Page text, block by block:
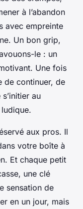
à l’abandon
avec empreinte
Un bon grip,
le : un
Une fois
de continuer, de
au
aux pros. Il
votre boîte à
Et chaque petit
une clé
sensation de
en un jour, mais